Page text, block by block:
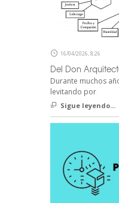
16/04/2026, 8:26
Del Don
Durante muchos
levitando por
Sigue leyendo...